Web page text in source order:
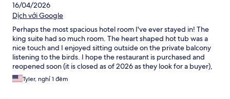
16/04/2026
Dịch với Google
Perhaps the most spacious hotel room I've ever stayed in! The
king suite had so much room. The heart shaped hot tub was a
nice touch and I enjoyed sitting outside on the private balcony
listening to the birds. I hope the restaurant is purchased and
reopened soon (it is closed as of 2026 as they look for a buyer),
as that would have made my stay that much better.
Tyler, nghỉ 1 đêm